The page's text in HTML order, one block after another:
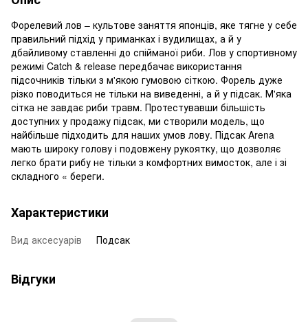
Форелевий лов – культове заняття японців, яке тягне у себе
правильний підхід у приманках і вудилищах, а й у
дбайливому ставленні до спійманої риби. Лов у спортивному
режимі Catch & release передбачає використання
підсочників тільки з м'якою гумовою сіткою. Форель дуже
різко поводиться не тільки на виведенні, а й у підсак. М'яка
сітка не завдає риби травм. Протестувавши більшість
доступних у продажу підсак, ми створили модель, що
найбільше підходить для наших умов лову. Підсак Arena
мають широку голову і подовжену рукоятку, що дозволяє
легко брати рибу не тільки з комфортних вимосток, але і зі
складного « береги.
Характеристики
Вид аксесуарів Подсак
Відгуки